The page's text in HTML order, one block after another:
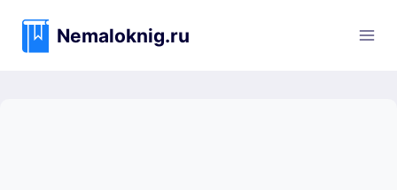
содержимому
Nemaloknig.ru